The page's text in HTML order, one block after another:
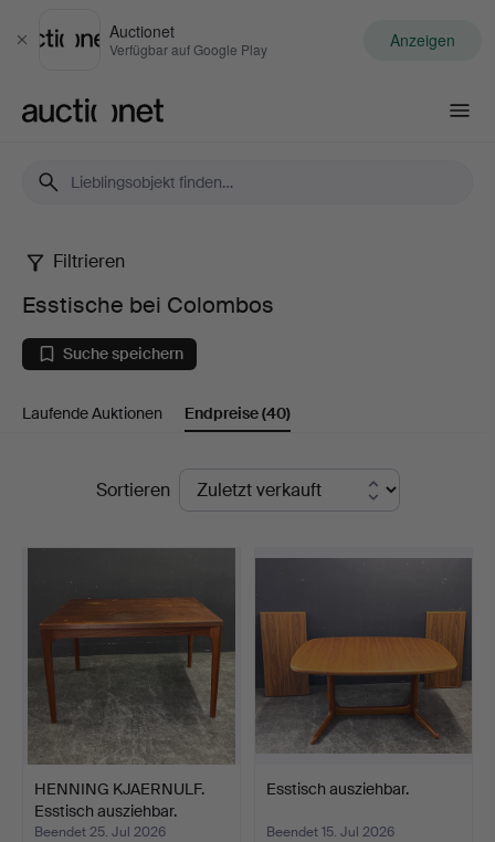
Schließen
Auctionet
Verfügbar auf Google Play Anzeigen
Esstische
bei
Colombos
Filtrieren
Esstische bei Colombos
Suche speichern
Laufende Auktionen Endpreise(40)
EndpreiseSortieren
HENNING KJAERNULF.
Esstisch ausziehbar.
Beendet 25. Jul 2026
Esstisch ausziehbar.
Beendet 15. Jul 2026